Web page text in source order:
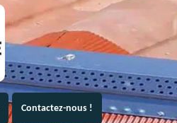
Contactez-nous !